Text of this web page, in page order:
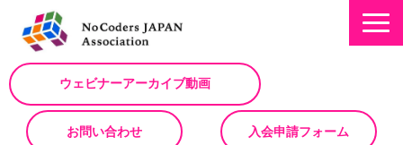
ウェビナーアーカイブ動画
お問い合わせ 入会申請フォーム